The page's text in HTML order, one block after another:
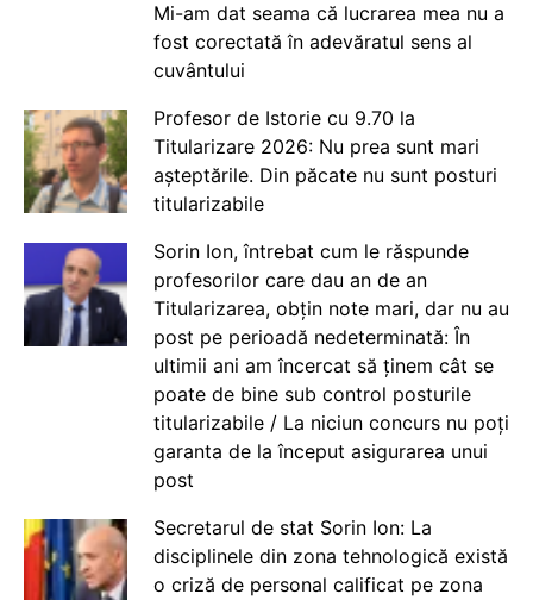
Mi-am dat seama că lucrarea mea nu a
fost corectată în adevăratul sens al
cuvântului
Profesor de Istorie cu 9.70 la
Titularizare 2026: Nu prea sunt mari
așteptările. Din păcate nu sunt posturi
titularizabile
Sorin Ion, întrebat cum le răspunde
profesorilor care dau an de an
Titularizarea, obțin note mari, dar nu au
post pe perioadă nedeterminată: În
ultimii ani am încercat să ținem cât se
poate de bine sub control posturile
titularizabile / La niciun concurs nu poți
garanta de la început asigurarea unui
post
Secretarul de stat Sorin Ion: La
disciplinele din zona tehnologică există
o criză de personal calificat pe zona